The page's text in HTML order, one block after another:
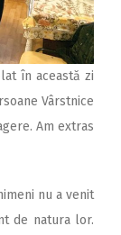
în această zi
Vârstnice
Am extras
nu a venit
de natura lor.